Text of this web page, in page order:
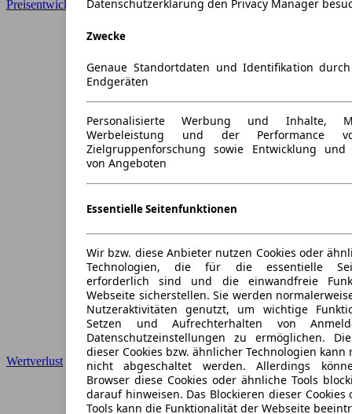
Datenschutzerklärung den Privacy Manager
Zwecke
Genaue Standortdaten und Identifikation
Endgeräten
Personalisierte Werbung und Inhalte,
Werbeleistung und der Performance
Zielgruppenforschung sowie Entwicklung und
von Angeboten
Essentielle Seitenfunktionen
Wir bzw. diese Anbieter nutzen Cookies oder
Technologien, die für die essentielle
erforderlich sind und die einwandfreie
Webseite sicherstellen. Sie werden
Nutzeraktivitäten genutzt, um wichtige
Setzen und Aufrechterhalten von
Datenschutzeinstellungen zu ermöglichen.
dieser Cookies bzw. ähnlicher Technologien kann
nicht abgeschaltet werden. Allerdings
Browser diese Cookies oder ähnliche Tools
darauf hinweisen. Das Blockieren dieser
Tools kann die Funktionalität der Webseite
Preisentwicklung
Wertverlust